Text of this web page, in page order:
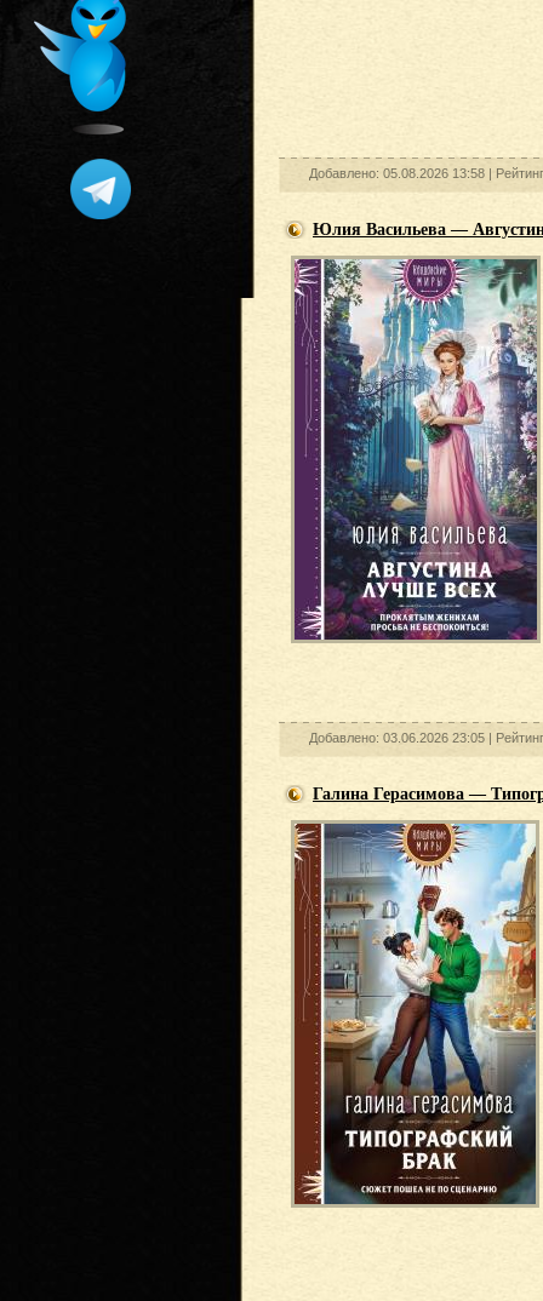
Добавлено: 05.08.2026 13:58 |
Юлия Васильева —
Добавлено: 03.06.2026 23:05 |
Галина Герасимова —